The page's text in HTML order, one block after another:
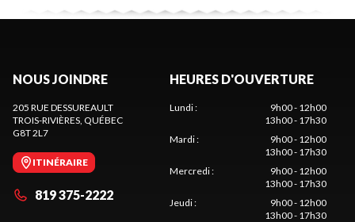
NOUS JOINDRE
205 RUE DESSUREAULT
TROIS-RIVIÈRES , QUÉBEC
G8T 2L7
ITINÉRAIRE
819 375-2222
HEURES D'OUVERTURE
Lundi:
9h00 - 12h00
13h00 - 17h30
Mardi:
9h00 - 12h00
13h00 - 17h30
Mercredi:
9h00 - 12h00
13h00 - 17h30
Jeudi:
9h00 - 12h00
13h00 - 17h30